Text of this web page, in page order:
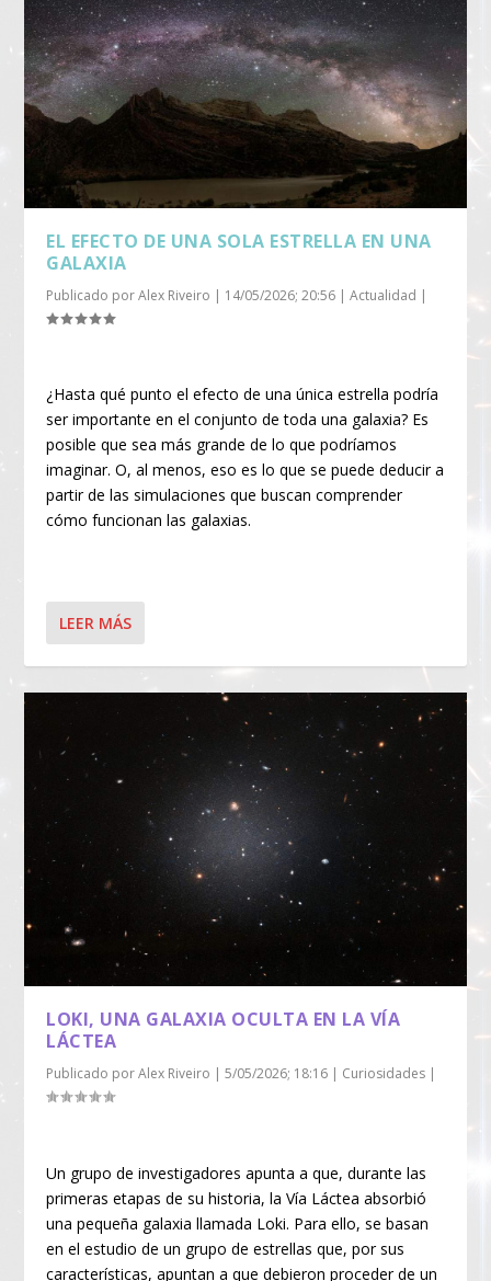
EL EFECTO DE UNA SOLA ESTRELLA EN UNA
GALAXIA
Publicado porAlex Riveiro | 14/05/2026; 20:56 |Actualidad |
¿Hasta qué punto el efecto de una única estrella podría
ser importante en el conjunto de toda una galaxia? Es
posible que sea más grande de lo que podríamos
imaginar. O, al menos, eso es lo que se puede deducir a
partir de las simulaciones que buscan comprender
cómo funcionan las galaxias.
LEER MÁS
LOKI, UNA GALAXIA OCULTA EN LA VÍA
LÁCTEA
Publicado porAlex Riveiro |5/05/2026; 18:16 | Curiosidades |
Un grupo de investigadores apunta a que, durante las
primeras etapas de su historia, la Vía Láctea absorbió
una pequeña galaxia llamada Loki. Para ello, se basan
en el estudio de un grupo de estrellas que, por sus
características, apuntan a que debieron proceder de un